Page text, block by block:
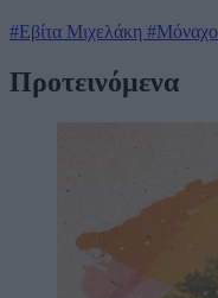
#Εβίτα Μιχελάκη #Μόναχο
Προτεινόμενα